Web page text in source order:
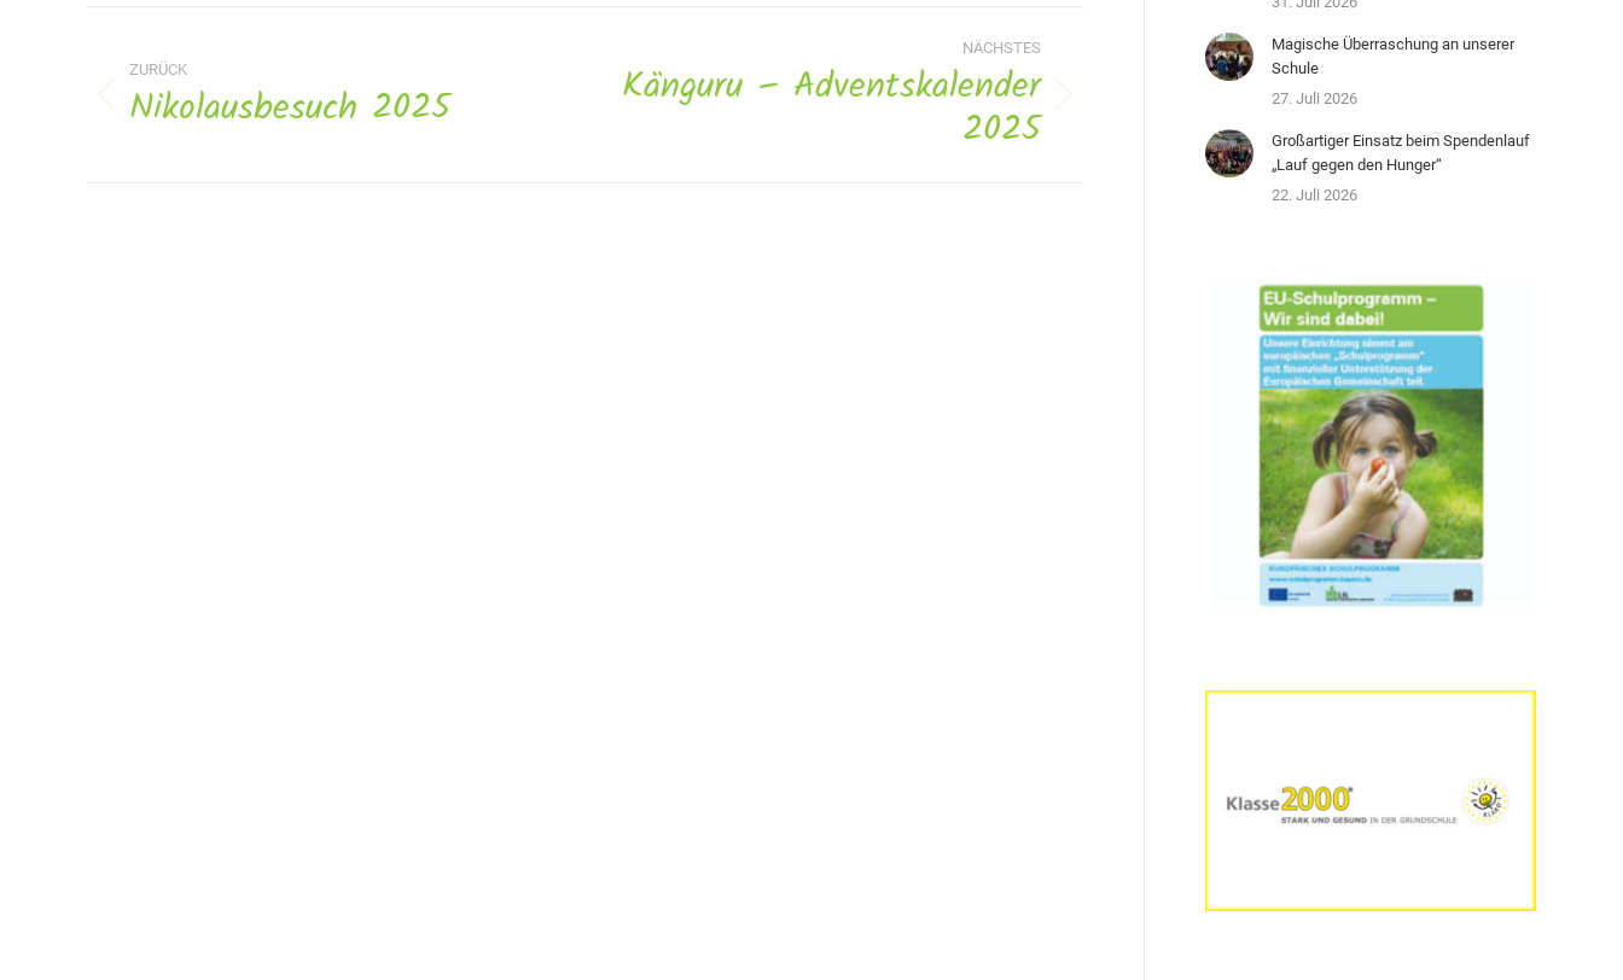
Navigation
ZURÜCK
Vorheriges
Nikolausbesuch 2025
NÄCHSTES
Nächstes
Känguru – Adventskalender
2025
Magische Überraschung an unserer
Schule
27. Juli 2026
Großartiger Einsatz beim Spendenlauf
„Lauf gegen den Hunger“
22. Juli 2026